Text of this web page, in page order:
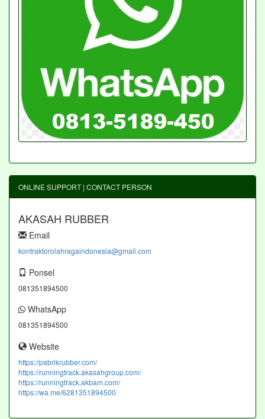
ONLINE SUPPORT | CONTACT PERSON
AKASAH RUBBER
Email
kontraktorolahragaindonesia@gmail.com
Ponsel
081351894500
WhatsApp
081351894500
Website
https://pabrikrubber.com/
https://runningtrack.akasahgroup.com/
https://runningtrack.akbam.com/
https://wa.me/6281351894500